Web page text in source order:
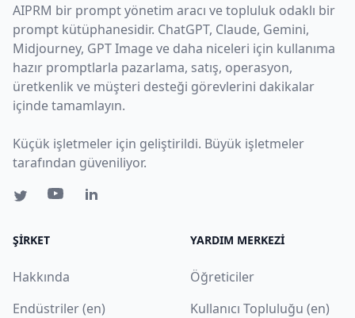
AIPRM bir prompt yönetim aracı ve topluluk odaklı bir
prompt kütüphanesidir. ChatGPT, Claude, Gemini,
Midjourney, GPT Image ve daha niceleri için kullanıma
hazır promptlarla pazarlama, satış, operasyon,
üretkenlik ve müşteri desteği görevlerini dakikalar
içinde tamamlayın.
Küçük işletmeler için geliştirildi. Büyük işletmeler
tarafından güveniliyor.
ŞIRKET
Hakkında
Endüstriler (en)
YARDIM MERKEZI
Öğreticiler
Kullanıcı Topluluğu (en)